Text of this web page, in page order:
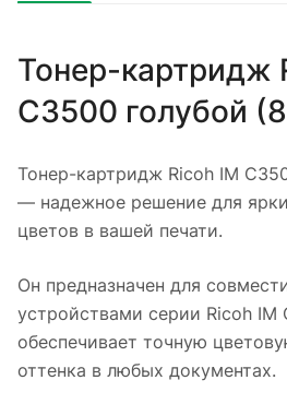
Тонер-картридж
C3500 голубой
Тонер-картридж Ricoh IM
— надежное решение для
цветов в вашей печати.
Он предназначен для
устройствами серии Ricoh IM
обеспечивает точную
оттенка в любых документах.